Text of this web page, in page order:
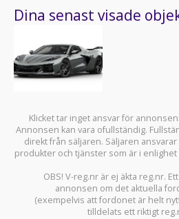
Dina senast visade
Klicket tar inget ansvar för
Annonsen kan vara ofullständig.
direkt från säljaren. Säljaren
produkter och tjänster som är i enlighet
OBS! V-reg.nr är ej äkta reg.nr.
annonsen om det aktuella
(exempelvis att fordonet är helt
tilldelats ett riktigt